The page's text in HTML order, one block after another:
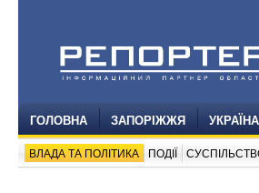
ГОЛОВНА ЗАПОРІЖЖЯ УКРАЇНА
ВЛАДА ТА ПОЛІТИКА ПОДІЇ